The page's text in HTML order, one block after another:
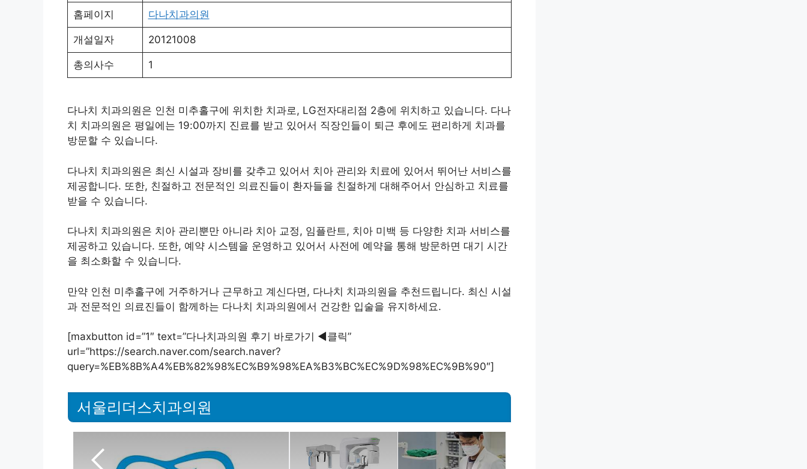
홈페이지 다나치과의원
개설일자 20121008
총의사수 1
다나치 치과의원은 인천 미추홀구에 위치한 치과로, LG전자대리점 2층에 위치하고 있습니다. 다나
치 치과의원은 평일에는 19:00까지 진료를 받고 있어서 직장인들이 퇴근 후에도 편리하게 치과를
방문할 수 있습니다.
다나치 치과의원은 최신 시설과 장비를 갖추고 있어서 치아 관리와 치료에 있어서 뛰어난 서비스를
제공합니다. 또한, 친절하고 전문적인 의료진들이 환자들을 친절하게 대해주어서 안심하고 치료를
받을 수 있습니다.
다나치 치과의원은 치아 관리뿐만 아니라 치아 교정, 임플란트, 치아 미백 등 다양한 치과 서비스를
제공하고 있습니다. 또한, 예약 시스템을 운영하고 있어서 사전에 예약을 통해 방문하면 대기 시간
을 최소화할 수 있습니다.
만약 인천 미추홀구에 거주하거나 근무하고 계신다면, 다나치 치과의원을 추천드립니다. 최신 시설
과 전문적인 의료진들이 함께하는 다나치 치과의원에서 건강한 입술을 유지하세요.
[maxbutton id=”1″ text=”다나치과의원 후기 바로가기 ◀︎클릭”
url=”https://search.naver.com/search.naver?
query=%EB%8B%A4%EB%82%98%EC%B9%98%EA%B3%BC%EC%9D%98%EC%9B%90″]
서울리더스치과의원